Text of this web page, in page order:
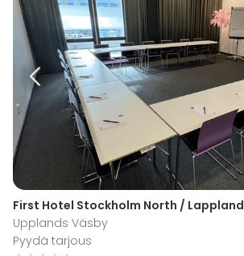
First Hotel Stockholm North / Lappland
Upplands Väsby
Pyydä tarjous